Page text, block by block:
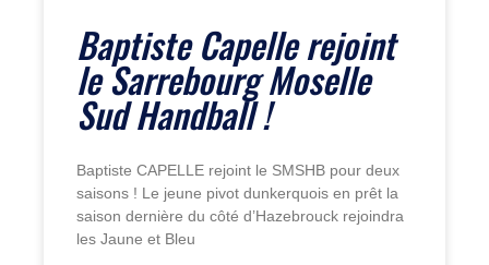
Baptiste Capelle rejoint
le Sarrebourg Moselle
Sud Handball !
Baptiste CAPELLE rejoint le SMSHB pour deux
saisons ! Le jeune pivot dunkerquois en prêt la
saison dernière du côté d’Hazebrouck rejoindra
les Jaune et Bleu